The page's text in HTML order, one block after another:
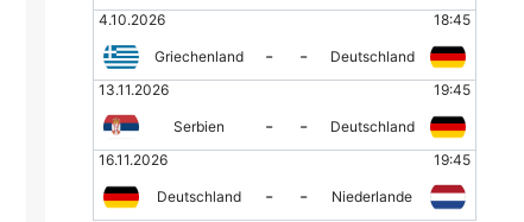
4.10.2026
18:45
Griechenland - -
Deutschland
13.11.2026
19:45
Serbien - -
Deutschland
16.11.2026
19:45
Deutschland - - Niederlande